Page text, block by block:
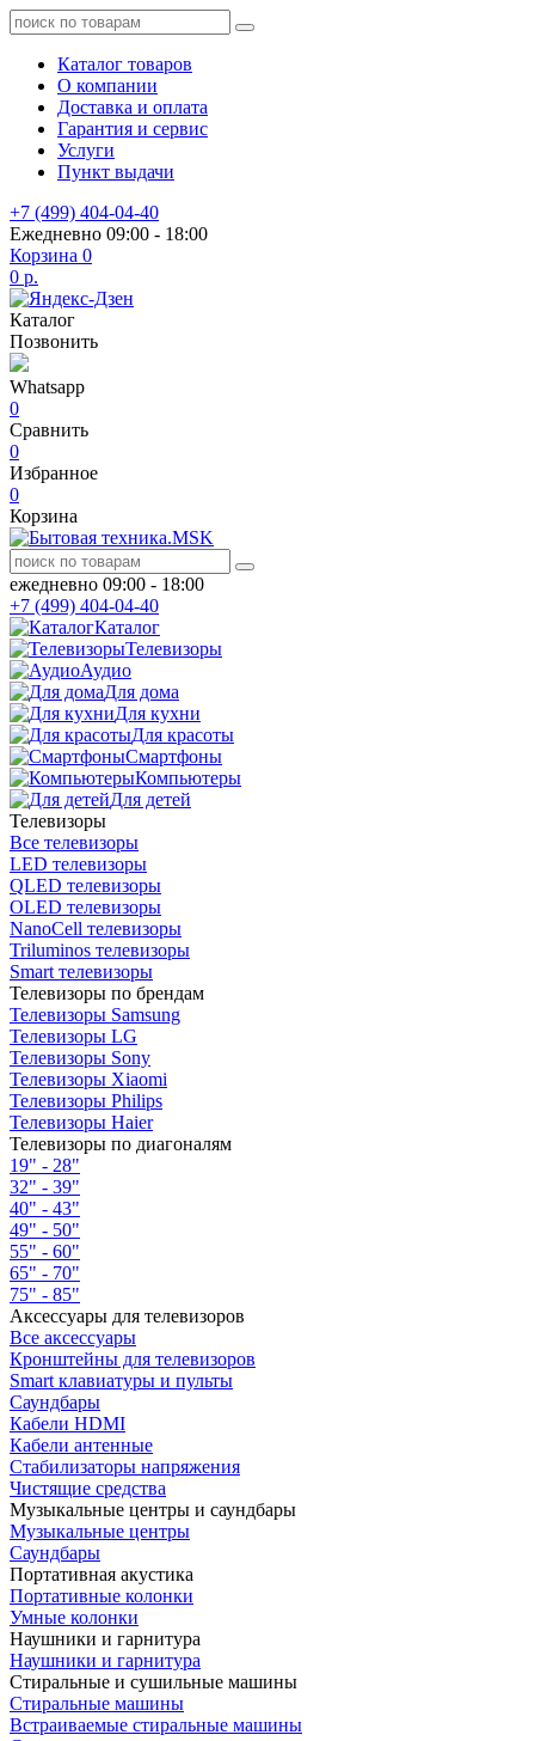
Каталог товаров
О компании
Доставка и оплата
Гарантия и сервис
Услуги
Пункт выдачи
+7 (499) 404-04-40
Ежедневно 09:00 - 18:00
Корзина 0
0 р.
Каталог
Позвонить
Whatsapp
0
Сравнить
0
Избранное
0
Корзина
ежедневно 09:00 - 18:00
+7 (499) 404-04-40
Каталог
Телевизоры
Аудио
Для дома
Для кухни
Для красоты
Смартфоны
Компьютеры
Для детей
Телевизоры
Все телевизоры
LED телевизоры
QLED телевизоры
OLED телевизоры
NanoCell телевизоры
Triluminos телевизоры
Smart телевизоры
Телевизоры по брендам
Телевизоры Samsung
Телевизоры LG
Телевизоры Sony
Телевизоры Xiaomi
Телевизоры Philips
Телевизоры Haier
Телевизоры по диагоналям
19" - 28"
32" - 39"
40" - 43"
49" - 50"
55" - 60"
65" - 70"
75" - 85"
Аксессуары для телевизоров
Все аксессуары
Кронштейны для телевизоров
Smart клавиатуры и пульты
Саундбары
Кабели HDMI
Кабели антенные
Стабилизаторы напряжения
Чистящие средства
Музыкальные центры и саундбары
Музыкальные центры
Саундбары
Портативная акустика
Портативные колонки
Умные колонки
Наушники и гарнитура
Наушники и гарнитура
Стиральные и сушильные машины
Стиральные машины
Встраиваемые стиральные машины